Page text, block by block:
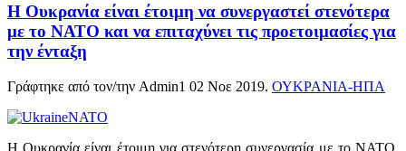
Η Ουκρανία είναι έτοιμη να συνεργαστεί στενότερα
με το ΝΑΤΟ και να επιταχύνει τις προετοιμασίες για
την ένταξη
Γράφτηκε από τον/την Admin1 02 Νοε 2019. ΟΥΚΡΑΝΙΑ-ΗΠΑ
Η Ουκρανία είναι έτοιμη για στενότερη συνεργασία με το ΝΑΤΟ,